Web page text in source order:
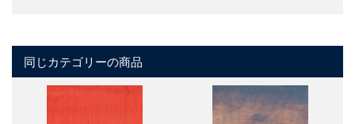
同じカテゴリーの商品